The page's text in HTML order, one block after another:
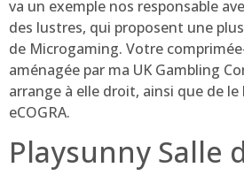
va un exemple nos responsable
des lustres, qui proposent une
de Microgaming. Votre
aménagée par ma UK Gambling
arrange à elle droit, ainsi que de
eCOGRA.
Playsunny Salle